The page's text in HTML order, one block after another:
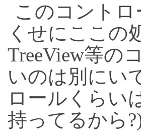
このコントロ
くせにここの
TreeView等の
いのは別にい
ロールくらい
持ってるから